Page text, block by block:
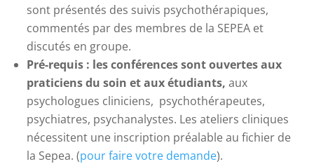
sont présentés des suivis psychothérapiques,
commentés par des membres de la SEPEA et
discutés en groupe.
Pré-requis : les conférences sont ouvertes aux
praticiens du soin et aux étudiants,aux
psychologues cliniciens, psychothérapeutes,
psychiatres, psychanalystes. Les ateliers cliniques
nécessitent une inscription préalable au fichier de
la Sepea. (pour faire votre demande).